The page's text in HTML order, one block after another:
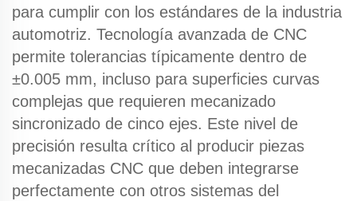
para cumplir con los estándares de la industria
automotriz. Tecnología avanzada de CNC
permite tolerancias típicamente dentro de
±0.005 mm, incluso para superficies curvas
complejas que requieren mecanizado
sincronizado de cinco ejes. Este nivel de
precisión resulta crítico al producir piezas
mecanizadas CNC que deben integrarse
perfectamente con otros sistemas del